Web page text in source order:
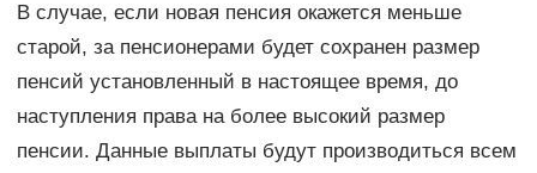
В случае, если новая пенсия окажется меньше
старой, за пенсионерами будет сохранен размер
пенсий установленный в настоящее время, до
наступления права на более высокий размер
пенсии. Данные выплаты будут производиться всем